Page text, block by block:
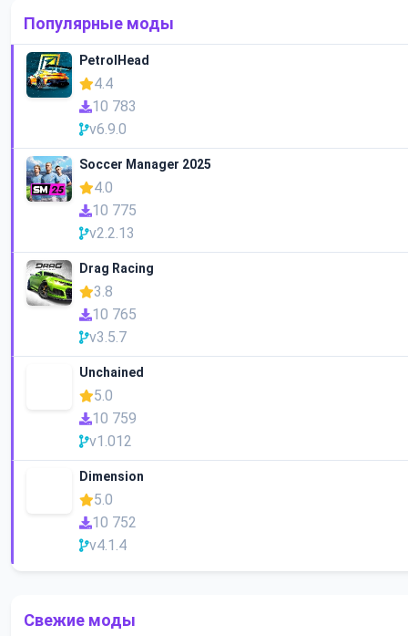
Популярные моды
PetrolHead
4.4
10 783
v6.9.0
Soccer Manager 2025
4.0
10 775
v2.2.13
Drag Racing
3.8
10 765
v3.5.7
Unchained
5.0
10 759
v1.012
Dimension
5.0
10 752
v4.1.4
Свежие моды